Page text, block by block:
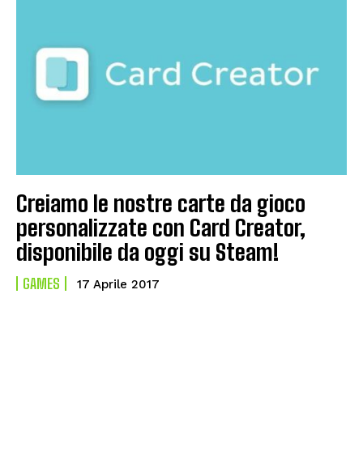
Creiamo le nostre carte da gioco
personalizzate con Card Creator,
disponibile da oggi su Steam!
GAMES 17 Aprile 2017